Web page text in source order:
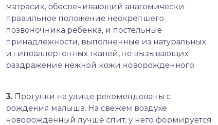
матрасик, обеспечивающий анатомически
правильное положение неокрепшего
позвоночника ребенка, и постельные
принадлежности, выполненные из натуральных
и гипоаллергенных тканей, не вызывающих
раздражение нежной кожи новорожденного.
3. Прогулки на улице рекомендованы с
рождения малыша. На свежем воздухе
новорожденный лучше спит, у него формируется